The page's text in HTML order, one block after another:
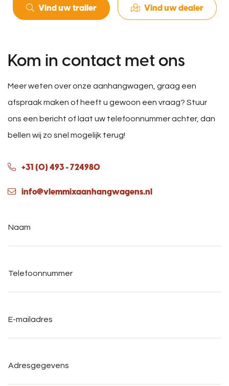
Vind uw trailer Vind uw dealer
Kom in contact met ons
Meer weten over onze aanhangwagen, graag een
afspraak maken of heeft u gewoon een vraag? Stuur
ons een bericht of laat uw telefoonnummer achter, dan
bellen wij zo snel mogelijk terug!
+31 (0) 493 - 724980
info@vlemmixaanhangwagens.nl